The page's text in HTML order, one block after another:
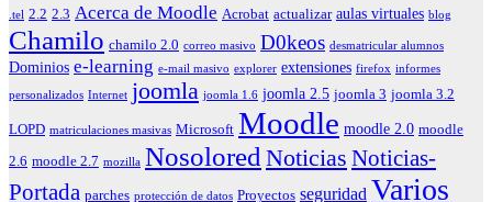
.tel 2.2 2.3 Acerca de Moodle Acrobat actualizar aulas virtuales blog
Chamilo chamilo 2.0 correo masivo D0keos desmatricular alumnos
Dominios e-learning e-mail masivo explorer extensiones firefox informes
personalizados Internet joomla joomla 1.6 joomla 2.5 joomla 3 joomla 3.2
LOPD matriculaciones masivas Microsoft Moodle moodle 2.0 moodle
2.6 moodle 2.7 mozilla Nosolored Noticias Noticias-
Portada parches protección de datos Proyectos seguridad Varios